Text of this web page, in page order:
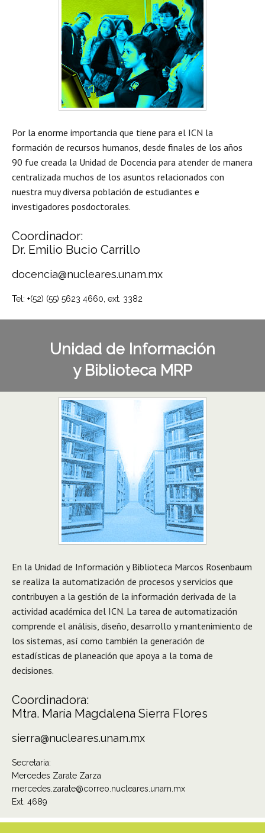
Por la enorme importancia que tiene para el ICN la
formación de recursos humanos, desde finales de los años
90 fue creada la Unidad de Docencia para atender de manera
centralizada muchos de los asuntos relacionados con
nuestra muy diversa población de estudiantes e
investigadores posdoctorales.
Coordinador:
Dr. Emilio Bucio Carrillo
docencia@nucleares.unam.mx
Tel: +(52) (55) 5623 4660, ext. 3382
En la Unidad de Información y Biblioteca Marcos Rosenbaum
se realiza la automatización de procesos y servicios que
contribuyen a la gestión de la información derivada de la
actividad académica del ICN. La tarea de automatización
comprende el análisis, diseño, desarrollo y mantenimiento de
los sistemas, así como también la generación de
estadísticas de planeación que apoya a la toma de
decisiones.
Coordinadora:
Mtra. María Magdalena Sierra Flores
sierra@nucleares.unam.mx
Secretaria:
Mercedes Zarate Zarza
mercedes.zarate@correo.nucleares.unam.mx
Ext. 4689
Unidad de Información
y Biblioteca MRP